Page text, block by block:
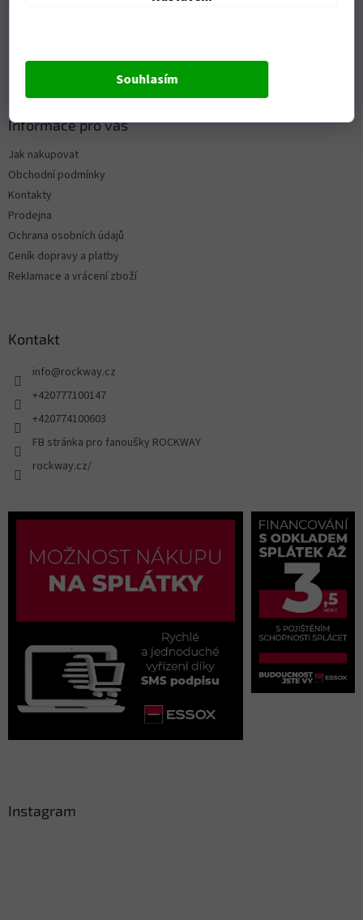
Souhlasím
Informace pro vás
Jak nakupovat
Obchodní podmínky
Kontakty
Prodejna
Ochrana osobních údajů
Ceník dopravy a platby
Reklamace a vrácení zboží
Kontakt
info@rockway.cz
+420777100147
+420774100603
FB stránka pro fanoušky ROCKWAY
rockway.cz/
Instagram